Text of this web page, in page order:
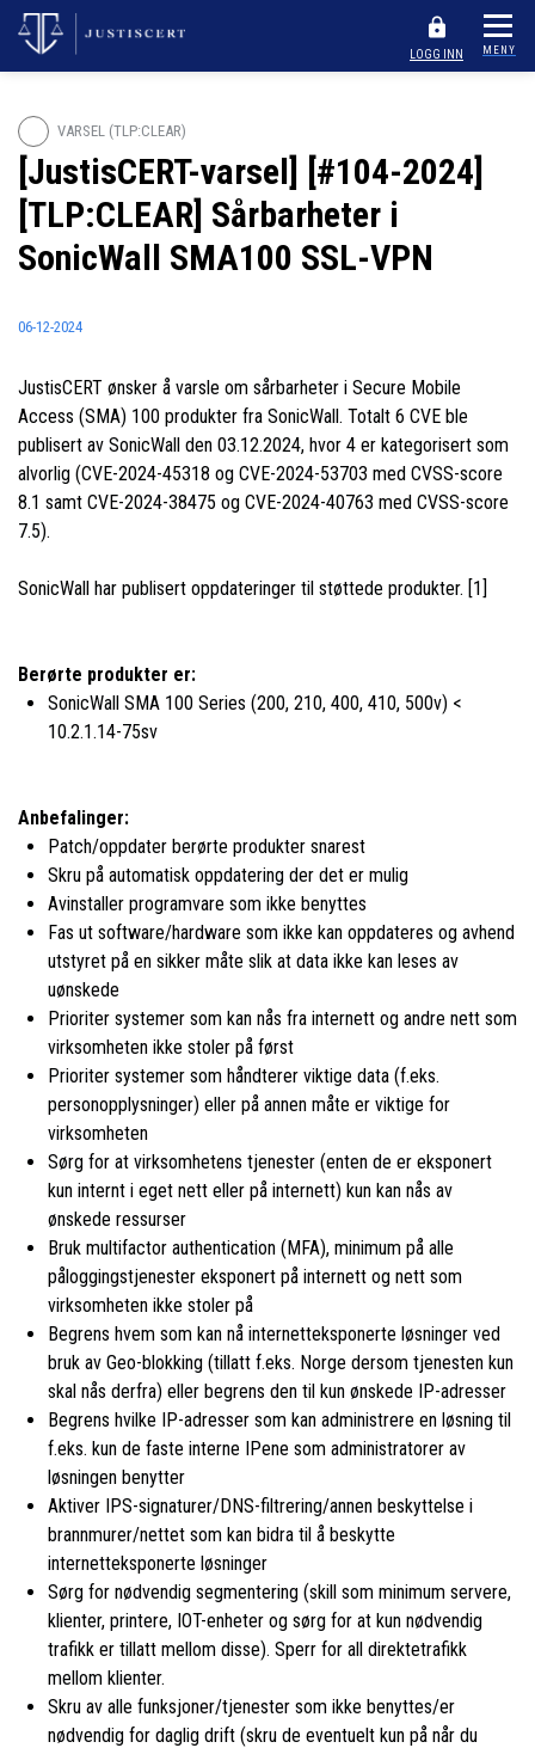
LOGG INN MENY
VARSEL (TLP:CLEAR)
[JustisCERT-varsel] [#104-2024]
[TLP:CLEAR] Sårbarheter i
SonicWall SMA100 SSL-VPN
06-12-2024
JustisCERT ønsker å varsle om sårbarheter i Secure Mobile
Access (SMA) 100 produkter fra SonicWall. Totalt 6 CVE ble
publisert av SonicWall den 03.12.2024, hvor 4 er kategorisert som
alvorlig (CVE-2024-45318 og CVE-2024-53703 med CVSS-score
8.1 samt CVE-2024-38475 og CVE-2024-40763 med CVSS-score
7.5).
SonicWall har publisert oppdateringer til støttede produkter. [1]
Berørte produkter er:
SonicWall SMA 100 Series (200, 210, 400, 410, 500v) <
10.2.1.14-75sv
Anbefalinger:
Patch/oppdater berørte produkter snarest
Skru på automatisk oppdatering der det er mulig
Avinstaller programvare som ikke benyttes
Fas ut software/hardware som ikke kan oppdateres og avhend
utstyret på en sikker måte slik at data ikke kan leses av
uønskede
Prioriter systemer som kan nås fra internett og andre nett som
virksomheten ikke stoler på først
Prioriter systemer som håndterer viktige data (f.eks.
personopplysninger) eller på annen måte er viktige for
virksomheten
Sørg for at virksomhetens tjenester (enten de er eksponert
kun internt i eget nett eller på internett) kun kan nås av
ønskede ressurser
Bruk multifactor authentication (MFA), minimum på alle
påloggingstjenester eksponert på internett og nett som
virksomheten ikke stoler på
Begrens hvem som kan nå internetteksponerte løsninger ved
bruk av Geo-blokking (tillatt f.eks. Norge dersom tjenesten kun
skal nås derfra) eller begrens den til kun ønskede IP-adresser
Begrens hvilke IP-adresser som kan administrere en løsning til
f.eks. kun de faste interne IPene som administratorer av
løsningen benytter
Aktiver IPS-signaturer/DNS-filtrering/annen beskyttelse i
brannmurer/nettet som kan bidra til å beskytte
internetteksponerte løsninger
Sørg for nødvendig segmentering (skill som minimum servere,
klienter, printere, IOT-enheter og sørg for at kun nødvendig
trafikk er tillatt mellom disse). Sperr for all direktetrafikk
mellom klienter.
Skru av alle funksjoner/tjenester som ikke benyttes/er
nødvendig for daglig drift (skru de eventuelt kun på når du